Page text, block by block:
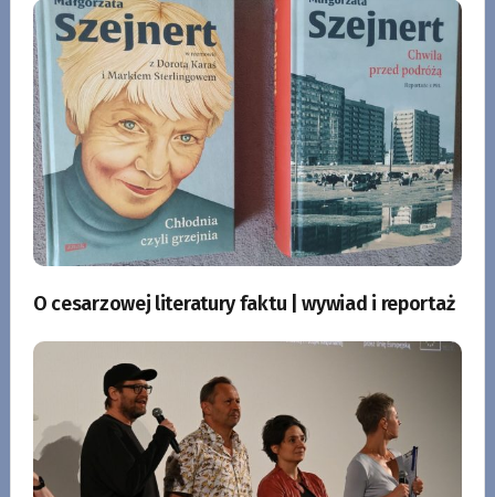
O cesarzowej literatury faktu | wywiad i reportaż